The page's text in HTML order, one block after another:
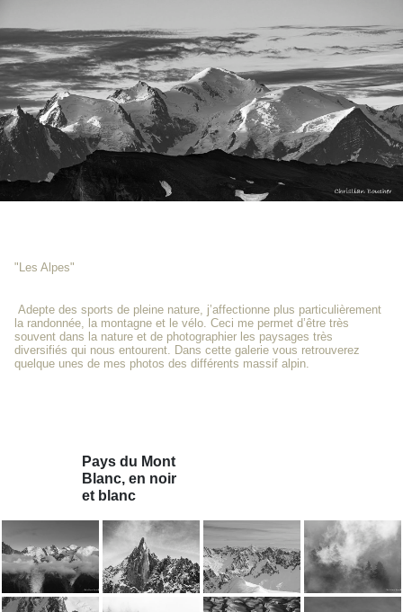
"Les Alpes"
Adepte des sports de pleine nature, j’affectionne plus particulièrement
la randonnée, la montagne et le vélo. Ceci me permet d’être très
souvent dans la nature et de photographier les paysages très
diversifiés qui nous entourent. Dans cette galerie vous retrouverez
quelque unes de mes photos des différents massif alpin.
Pays du Mont
Blanc, en noir
et blanc